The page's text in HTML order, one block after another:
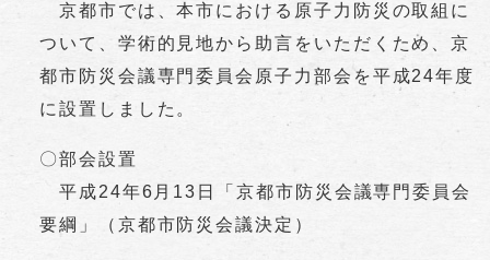
京都市では、本市における原子力防災の取組に
ついて、学術的見地から助言をいただくため、京
都市防災会議専門委員会原子力部会を平成24年度
に設置しました。
〇部会設置
平成24年6月13日「京都市防災会議専門委員会
要綱」（京都市防災会議決定）